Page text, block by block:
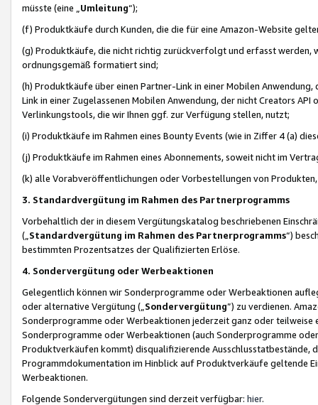
müsste (eine „ Umleitung“);
(f) Produktkäufe durch Kunden, die die für eine Amazon-Website
(g) Produktkäufe, die nicht richtig zurückverfolgt und erfasst werden,
ordnungsgemäß formatiert sind;
(h) Produktkäufe über einen Partner-Link in einer Mobilen
Link in einer Zugelassenen Mobilen Anwendung, der nicht Creators
Verlinkungstools, die wir Ihnen ggf. zur Verfügung stellen, nutzt;
(i) Produktkäufe im Rahmen eines Bounty Events (wie in Ziffer 4 (a)
(j) Produktkäufe im Rahmen eines Abonnements, soweit nicht im
(k) alle Vorabveröffentlichungen oder Vorbestellungen von
3. Standardvergütung im Rahmen des Partnerprogramms
Vorbehaltlich der in diesem Vergütungskatalog beschriebenen
(„ Standardvergütung im Rahmen des Partnerprogramms“)
bestimmten Prozentsatzes der Qualifizierten Erlöse.
4. Sondervergütung oder Werbeaktionen
Gelegentlich können wir Sonderprogramme oder Werbeaktionen
oder alternative Vergütung („ Sondervergütung”) zu verdienen.
Sonderprogramme oder Werbeaktionen jederzeit ganz oder
Sonderprogramme oder Werbeaktionen (auch Sonderprogramme
Produktverkäufen kommt) disqualifizierende Ausschlusstatbestände,
Programmdokumentation im Hinblick auf Produktverkäufe geltende
Werbeaktionen.
Folgende Sondervergütungen sind derzeit verfügbar: hier.